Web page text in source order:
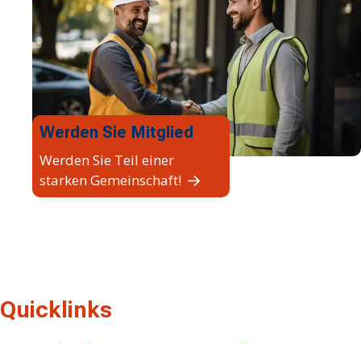
Werden Sie Mitglied
Werden Sie Teil einer
starken Gemeinschaft!
Quicklinks